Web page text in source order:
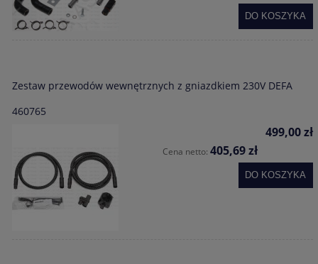
DO KOSZYKA
Zestaw przewodów wewnętrznych z gniazdkiem 230V DEFA
460765
499,00 zł
Cena netto: 405,69 zł
DO KOSZYKA